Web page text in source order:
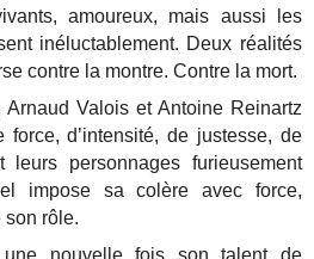
amoureux, mais aussi les
inéluctablement. Deux réalités
contre la montre. Contre la mort.
Valois et Antoine Reinartz
force, d’intensité, de justesse, de
leurs personnages furieusement
impose sa colère avec force,
son rôle.
nouvelle fois son talent de